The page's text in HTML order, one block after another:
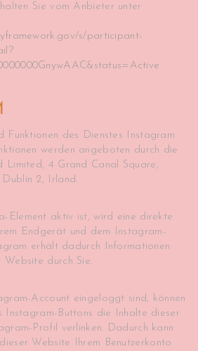
Sie vom Anbieter unter
s/participant-
Funktionen des Dienstes Instagram
werden angeboten durch die
Limited, 4 Grand Canal Square,
2, Irland.
Element aktiv ist, wird eine direkte
Endgerät und dem Instagram-
erhält dadurch Informationen
Website durch Sie.
Account eingeloggt sind, können
Instagram-Buttons die Inhalte dieser
Profil verlinken. Dadurch kann
Website Ihrem Benutzerkonto